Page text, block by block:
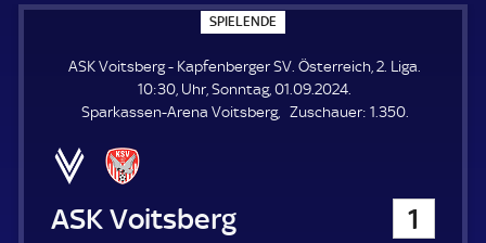
SPIELENDE
P
E
L
E
N
ASK Voitsberg - Kapfenberger SV. Österreich, 2. Liga.
10:30, Uhr, Sonntag, 01.09.2024.
Sparkassen-Arena Voitsberg
Zuschauer: Z1.350.
ASK Voitsberg 1